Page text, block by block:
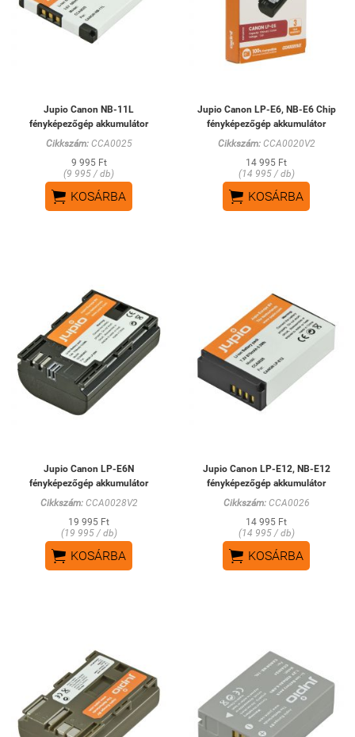
Jupio Canon NB-11L
fényképezőgép akkumulátor
Cikkszám:CCA0025
9 995 Ft
(9 995 / db)
 KOSÁRBA
Jupio Canon LP-E6, NB-E6 Chip
fényképezőgép akkumulátor
Cikkszám:CCA0020V2
14 995 Ft
(14 995 / db)
 KOSÁRBA
Jupio Canon LP-E6N
fényképezőgép akkumulátor
Cikkszám:CCA0028V2
19 995 Ft
(19 995 / db)
 KOSÁRBA
Jupio Canon LP-E12, NB-E12
fényképezőgép akkumulátor
Cikkszám:CCA0026
14 995 Ft
(14 995 / db)
 KOSÁRBA